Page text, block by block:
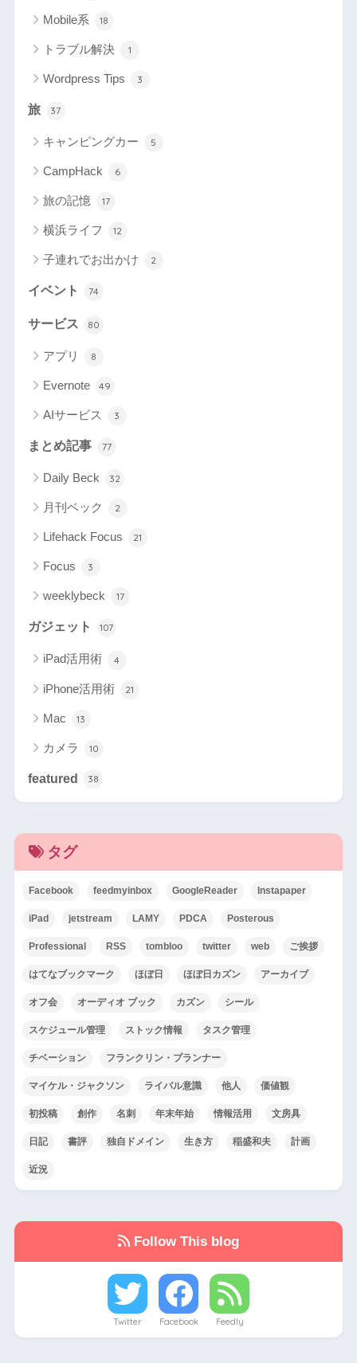
Mobile系 18
トラブル解決 1
Wordpress Tips 3
旅 37
キャンピングカー 5
CampHack 6
旅の記憶 17
横浜ライフ 12
子連れでお出かけ 2
イベント 74
サービス 80
アプリ 8
Evernote 49
AIサービス 3
まとめ記事 77
Daily Beck 32
月刊ベック 2
Lifehack Focus 21
Focus 3
weeklybeck 17
ガジェット 107
iPad活用術 4
iPhone活用術 21
Mac 13
カメラ 10
featured 38
タグ
Facebook feedmyinbox GoogleReader Instapaper
iPad jetstream LAMY PDCA Posterous
Professional RSS tombloo twitter web ご挨拶
はてなブックマーク ほぼ日 ほぼ日カズン アーカイブ
オフ会 オーディオ ブック カズン シール
スケジュール管理 ストック情報 タスク管理
チベーション フランクリン・プランナー
マイケル・ジャクソン ライバル意識 他人 価値観
初投稿 創作 名刺 年末年始 情報活用 文房具
日記 書評 独自ドメイン 生き方 稲盛和夫 計画
近況
Follow This blog
Twitter Facebook Feedly